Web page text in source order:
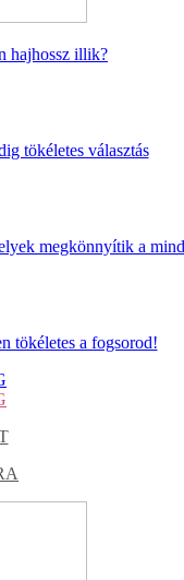
hajhossz illik?
tökéletes választás
megkönnyítik a
tökéletes a fogsorod!